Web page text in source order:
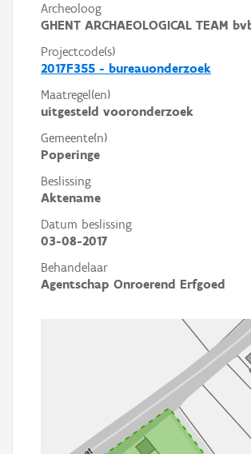
Archeoloog
GHENT ARCHAEOLOGICAL TEAM
Projectcode(s)
2017F355 - bureauonderzoek
Maatregel(en)
uitgesteld vooronderzoek
Gemeente(n)
Poperinge
Beslissing
Aktename
Datum beslissing
03-08-2017
Behandelaar
Agentschap Onroerend Erfgoed